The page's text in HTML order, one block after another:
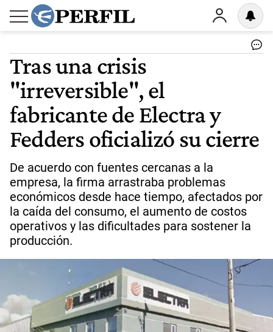
Tras una crisis
"irreversible", el
fabricante de Electra y
Fedders oficializó su cierre
De acuerdo con fuentes cercanas a la
empresa, la firma arrastraba problemas
económicos desde hace tiempo, afectados por
la caída del consumo, el aumento de costos
operativos y las dificultades para sostener la
producción.